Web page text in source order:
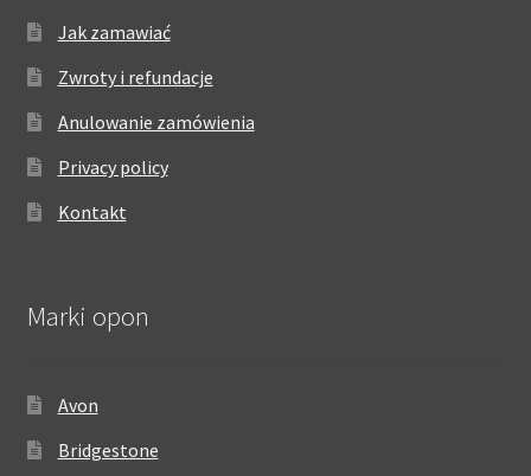
Jak zamawiać
Zwroty i refundacje
Anulowanie zamówienia
Privacy policy
Kontakt
Marki opon
Avon
Bridgestone